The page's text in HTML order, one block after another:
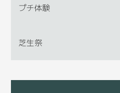
プチ体験
芝生祭